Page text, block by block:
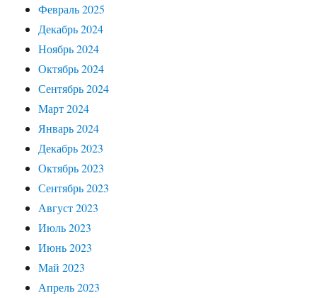
Февраль 2025
Декабрь 2024
Ноябрь 2024
Октябрь 2024
Сентябрь 2024
Март 2024
Январь 2024
Декабрь 2023
Октябрь 2023
Сентябрь 2023
Август 2023
Июль 2023
Июнь 2023
Май 2023
Апрель 2023